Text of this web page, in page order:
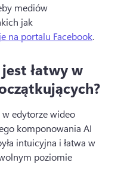
mediów
jak
na portalu Facebook.
łatwy w
w edytorze wideo
komponowania AI
intuicyjna i łatwa w
poziomie